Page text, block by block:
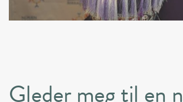
Gleder meg til en